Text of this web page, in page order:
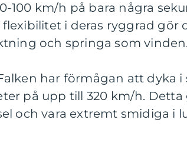
100 km/h på bara några
flexibilitet i deras ryggrad
och springa som vinden.
har förmågan att dyka
på upp till 320 km/h.
och vara extremt smidiga i